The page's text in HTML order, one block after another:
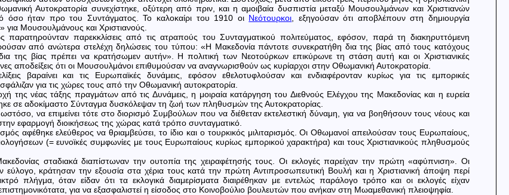
Αυτοκρατορία συνεχίστηκε, οξύτερη από πριν, και η αμοιβαία δυσπιστία μεταξύ Μουσουλμάνων και Χριστιανών
όσο ήταν προ του Συντάγματος. Το καλοκαίρι του 1910 οι Νεότουρκοι , εξηγούσαν ότι αποβλέπουν στη δημιουργία
για Μουσουλμάνους και Χριστιανούς.
παρεκκλίσεις από τις ατραπούς του Συνταγματικού πολιτεύματος, εφόσον, παρά τη διακηρυττόμενη
από ανώτερα στελέχη δηλώσεις του τύπου: «Η Μακεδονία πάντοτε συνεκρατήθη δια της βίας από τους κατόχους
της βίας πρέπει να κρατήσωμεν αυτήν». Η πολιτική των Νεοτούρκων επικύρωνε τη στάση αυτή και οι Χριστιανικές
αποδείξεις ότι οι Μουσουλμάνοι επιθυμούσαν να αναγνωρισθούν ως κυρίαρχοι στην Οθωμανική Αυτοκρατορία.
βαραίνει και τις Ευρωπαϊκές δυνάμεις, εφόσον εθελοτυφλούσαν και ενδιαφέρονταν κυρίως για τις εμπορικές
για τις χώρες τους από την Οθωμανική αυτοκρατορία.
της νέας τάξης πραγμάτων από τις Δυνάμεις, η μοιραία κατάργηση του Διεθνούς Ελέγχου της Μακεδονίας και η ευρεία
σε αδοκίμαστο Σύνταγμα δυσκόλεψαν τη ζωή των πληθυσμών της Αυτοκρατορίας.
να επιμείνει τότε στο διορισμό Συμβούλων που να διέθεταν εκτελεστική δύναμη, για να βοηθήσουν τους νέους και
εφαρμογή διοικήσεως της χώρας κατά τρόπο συνταγματικό.
αφέθηκε ελεύθερος να θριαμβεύσει, το ίδιο και ο τουρκικός μιλιταρισμός. Οι Οθωμανοί απειλούσαν τους Ευρωπαίους,
(= ευνοϊκές συμφωνίες με τους Ευρωπαίους κυρίως εμπορικού χαρακτήρα) και τους Χριστιανικούς πληθυσμούς
σταδιακά διαπίστωναν την ουτοπία της χειραφέτησής τους. Οι εκλογές παρείχαν την πρώτη «αφύπνιση». Οι
εύλογο, κράτησαν την εξουσία στα χέρια τους κατά την πρώτη Αντιπροσωπευτική Βουλή και η Χριστιανική άποψη περί
πλήγμα, όταν είδαν ότι τα εκλογικά διαμερίσματα διαιρέθηκαν με εντελώς παράλογο τρόπο και οι εκλογές είχαν
για να εξασφαλιστεί η είσοδος στο Κοινοβούλιο βουλευτών που ανήκαν στη Μωαμεθανική πλειοψηφία.